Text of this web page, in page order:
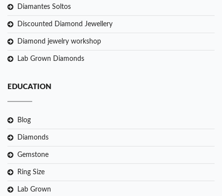
Diamantes Soltos
Discounted Diamond Jewellery
Diamond jewelry workshop
Lab Grown Diamonds
EDUCATION
Blog
Diamonds
Gemstone
Ring Size
Lab Grown